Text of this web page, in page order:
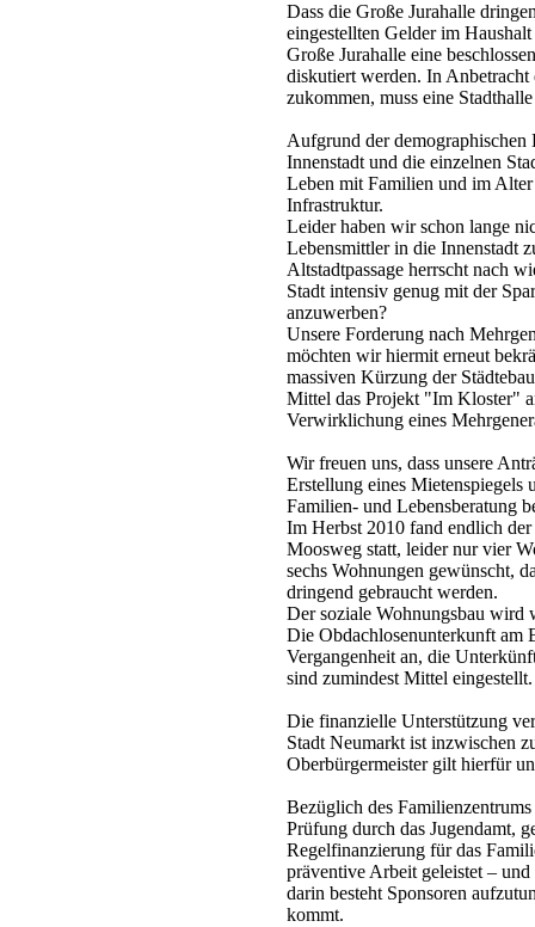
Dass die Große Jurahalle
eingestellten Gelder im
Große Jurahalle eine
diskutiert werden. In
zukommen, muss eine
Aufgrund der
Innenstadt und die einzelnen
Leben mit Familien und im
Infrastruktur.
Leider haben wir schon lange
Lebensmittler in die Innenstadt
Altstadtpassage herrscht nach
Stadt intensiv genug mit der
anzuwerben?
Unsere Forderung nach
möchten wir hiermit erneut
massiven Kürzung der
Mittel das Projekt "Im Kloster"
Verwirklichung eines
Wir freuen uns, dass unsere
Erstellung eines Mietenspiegels
Familien- und Lebensberatung
Im Herbst 2010 fand endlich
Moosweg statt, leider nur vier
sechs Wohnungen gewünscht,
dringend gebraucht werden.
Der soziale Wohnungsbau wird
Die Obdachlosenunterkunft am
Vergangenheit an, die
sind zumindest Mittel eingestellt.
Die finanzielle Unterstützung
Stadt Neumarkt ist inzwischen
Oberbürgermeister gilt hierfür
Bezüglich des
Prüfung durch das Jugendamt,
Regelfinanzierung für das
präventive Arbeit geleistet –
darin besteht Sponsoren
kommt.